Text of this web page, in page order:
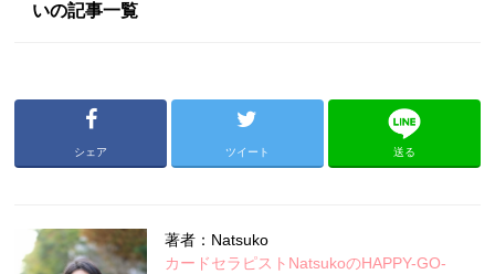
いの記事一覧
シェア ツイート 送る
著者：Natsuko
カードセラピストNatsukoのHAPPY-GO-